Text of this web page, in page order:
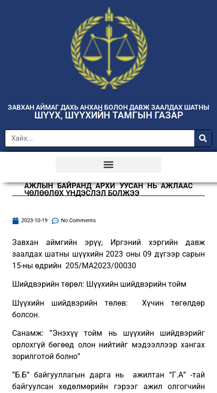
ЗАВХАН АЙМАГ ДАХЬ АНХАН БОЛОН ДАВЖ ЗААЛДАХ ШАТНЫ
ШҮҮХ, ШҮҮХИЙН ТАМГЫН ГАЗАР
АЖЛЫН БАЙРАНД АРХИ УУСАН НЬ АЖЛААС
ЧӨЛӨӨЛӨХ ҮНДЭСЛЭЛ БОЛЖЭЭ
2023-10-19 No Comments
Завхан аймгийн эрүү, Иргэний хэргийн давж
заалдах шатны шүүхийн 2023 оны 09 дүгээр сарын
15-ны өдрийн 205/МА2023/00030
Шийдвэрийн төрөл: Шүүхийн шийдвэрийн тойм
Шүүхийн шийдвэрийн төлөв: Хүчин төгөлдөр
болсон.
Санамж: ”Энэхүү тойм нь шүүхийн шийдвэрийг
орлохгүй бөгөөд олон нийтийг мэдээллээр хангах
зорилготой болно”
”Б.Б” байгууллагын дарга нь ажилтан “Г.А” -тай
байгуулсан хөдөлмөрийн гэрээг ажил олгогчийн